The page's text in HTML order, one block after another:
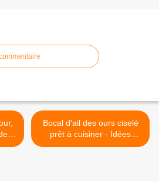
Bocal d'ail des ours ciselé
prêt à cuisiner - Idées
d'utilisation avec de la